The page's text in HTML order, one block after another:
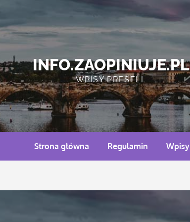
INFO.ZAOPINIUJE.PL
WPISY PRESELL
Strona główna Regulamin Wpisy